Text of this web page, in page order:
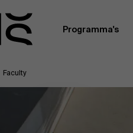
Programma's
van voltijdse academici, in
Antwerpen, vormt de
Faculty